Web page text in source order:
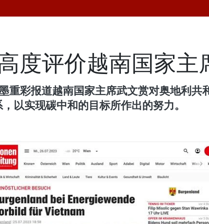
度评价越南国家主
重彩报道越南国家主席武文赏对奥地利
以实现碳中和的目标所作出的努力。